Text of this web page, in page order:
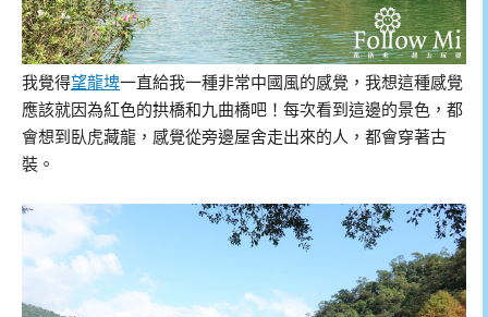
我覺得望龍埤一直給我一種非常中國風的感覺，我想這種感覺
應該就因為紅色的拱橋和九曲橋吧！每次看到這邊的景色，都
會想到臥虎藏龍，感覺從旁邊屋舍走出來的人，都會穿著古
裝。